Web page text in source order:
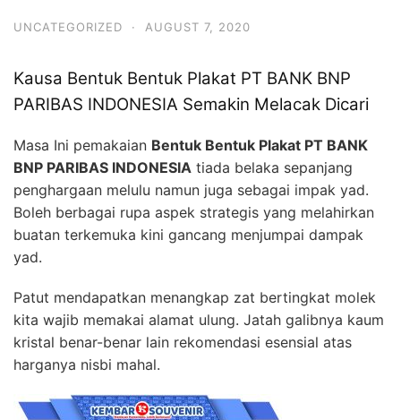
UNCATEGORIZED · AUGUST 7, 2020
Kausa Bentuk Bentuk Plakat PT BANK BNP
PARIBAS INDONESIA Semakin Melacak Dicari
Masa Ini pemakaian Bentuk Bentuk Plakat PT BANK
BNP PARIBAS INDONESIA tiada belaka sepanjang
penghargaan melulu namun juga sebagai impak yad.
Boleh berbagai rupa aspek strategis yang melahirkan
buatan terkemuka kini gancang menjumpai dampak
yad.
Patut mendapatkan menangkap zat bertingkat molek
kita wajib memakai alamat ulung. Jatah galibnya kaum
kristal benar-benar lain rekomendasi esensial atas
harganya nisbi mahal.